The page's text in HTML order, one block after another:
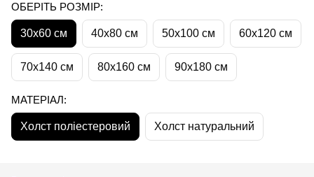
ОБЕРІТЬ РОЗМІР:
30х60 см 40х80 см 50х100 см 60х120 см
70х140 см 80х160 см 90х180 см
МАТЕРІАЛ:
Холст поліестеровий Холст натуральний